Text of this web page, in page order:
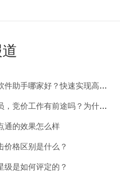
手哪家好？快速实现高回报哪家强？
价工作有前途吗？为什么待遇那么高
通的效果怎么样
价格区别是什么？
级是如何评定的？